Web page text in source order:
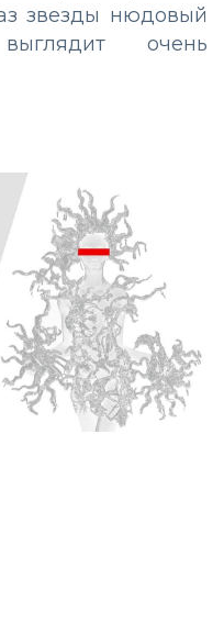
звезды нюдовый
выглядит очень